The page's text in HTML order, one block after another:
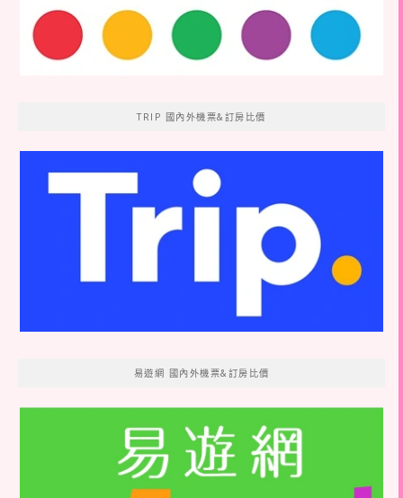
TRIP 國內外機票&訂房比價
易遊網 國內外機票&訂房比價